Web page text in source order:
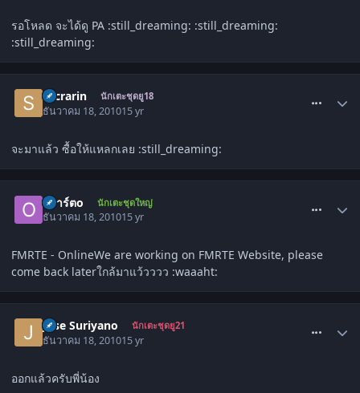
รอโหลด จะได้ดู PA :still_dreaming: :still_dreaming:
:still_dreaming:
sacrarin นักเตะชุดยู18
ธันวาคม 18, 201015 yr
จะมาแล้ว ซื้อให้แหลกเลย :still_dreaming:
oอาร์ตo นักเตะชุดใหญ่
ธันวาคม 18, 201015 yr
FMRTE - OnlineWe are working on FMRTE Website, please
come back laterใกล้มาแว้วววว :waaaht:
Jose Suriyano นักเตะชุดยู21
ธันวาคม 18, 201015 yr
ออกแล้วครับพี่น้อง